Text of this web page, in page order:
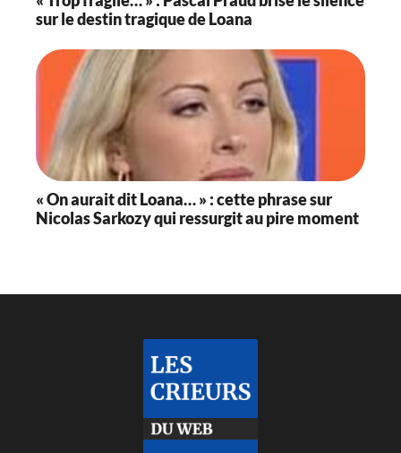
sur le destin tragique de Loana
« On aurait dit Loana… » : cette phrase sur
Nicolas Sarkozy qui ressurgit au pire moment